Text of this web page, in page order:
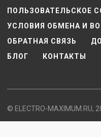
ПОЛЬЗОВАТЕЛЬСКОЕ
УСЛОВИЯ ОБМЕНА И
ОБРАТНАЯ СВЯЗЬ
БЛОГ
КОНТАКТЫ
© ELECTRO-MAXIMUM.RU,